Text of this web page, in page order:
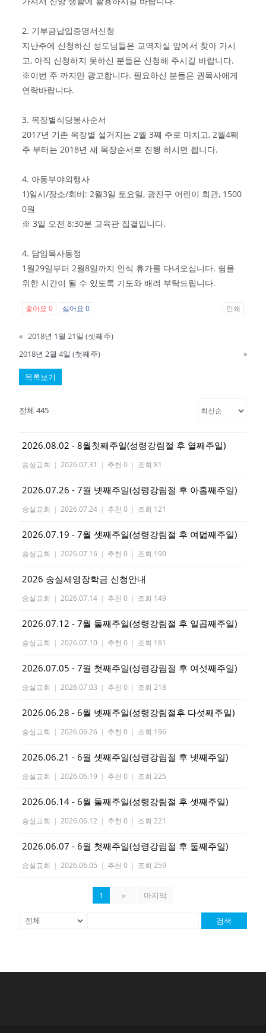
2. 기부금납입증명서신청
지난주에 신청하신 성도님들은 교역자실 앞에서 찾아 가시
고, 아직 신청하지 못하신 분들은 신청해 주시길 바랍니다.
※이번 주 까지만 광고합니다. 필요하신 분들은 권목사에게
연락바랍니다.
3. 목장별식당봉사순서
2017년 기존 목장별 설거지는 2월 3째 주로 마치고, 2월4째
주 부터는 2018년 새 목장순서로 진행 하시면 됩니다.
4. 아동부야외행사
1)일시/장소/회비: 2월3일 토요일, 광진구 어린이 회관, 1500
0원
※ 3일 오전 8:30분 교육관 집결입니다.
4. 담임목사동정
1월29일부터 2월8일까지 안식 휴가를 다녀오십니다. 쉼을
위한 시간이 될 수 있도록 기도와 배려 부탁드립니다.
좋아요0 싫어요0 인쇄
« 2018년 1월 21일 (셋째주)
2018년 2월 4일 (첫째주)
»
목록보기
전체 445
2026.08.02 - 8월첫째주일(성령강림절 후 열째주일)
숭실교회 | 2026.07.31 | 추천 0 | 조회 81
2026.07.26 - 7월 넷째주일(성령강림절 후 아홉째주일)
숭실교회 | 2026.07.24 | 추천 0 | 조회 121
2026.07.19 - 7월 셋째주일(성령강림절 후 여덟째주일)
숭실교회 | 2026.07.16 | 추천 0 | 조회 190
2026 숭실세영장학금 신청안내
숭실교회 | 2026.07.14 | 추천 0 | 조회 149
2026.07.12 - 7월 둘째주일(성령강림절 후 일곱째주일)
숭실교회 | 2026.07.10 | 추천 0 | 조회 181
2026.07.05 - 7월 첫째주일(성령강림절 후 여섯째주일)
숭실교회 | 2026.07.03 | 추천 0 | 조회 218
2026.06.28 - 6월 넷째주일(성령강림절후 다섯째주일)
숭실교회 | 2026.06.26 | 추천 0 | 조회 196
2026.06.21 - 6월 셋째주일(성령강림절 후 넷째주일)
숭실교회 | 2026.06.19 | 추천 0 | 조회 225
2026.06.14 - 6월 둘째주일(성령강림절 후 셋째주일)
숭실교회 | 2026.06.12 | 추천 0 | 조회 221
2026.06.07 - 6월 첫째주일(성령강림절 후 둘째주일)
숭실교회 | 2026.06.05 | 추천 0 | 조회 259
1 » 마지막
검색